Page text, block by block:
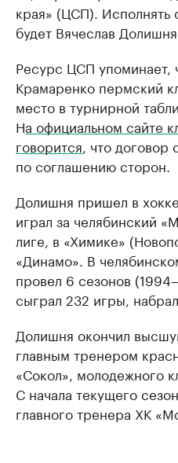
края» (ЦСП). Исполнять
будет Вячеслав Долишня.
Ресурс ЦСП упоминает,
Крамаренко пермский
место в турнирной
На официальном сайте
говорится , что
по соглашению сторон.
Долишня пришел в
играл за челябинский
лиге, в «Химике»
«Динамо». В
провел 6 сезонов
сыграл 232 игры,
Долишня окончил
главным тренером
«Сокол», молодежного
С начала текущего
главного тренера ХК